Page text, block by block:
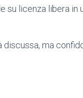
su licenza libera
ma